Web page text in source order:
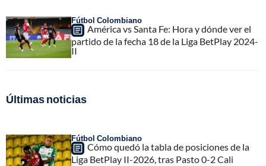
Fútbol Colombiano
América vs Santa Fe: Hora y dónde ver el
partido de la fecha 18 de la Liga BetPlay 2024-
II
Últimas noticias
Fútbol Colombiano
Cómo quedó la tabla de posiciones de la
Liga BetPlay II-2026, tras Pasto 0-2 Cali